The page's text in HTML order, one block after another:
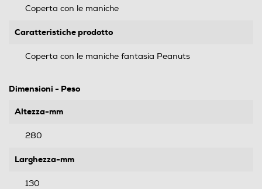
Coperta con le maniche
Caratteristiche prodotto
Coperta con le maniche fantasia Peanuts
Dimensioni - Peso
Altezza-mm
280
Larghezza-mm
130